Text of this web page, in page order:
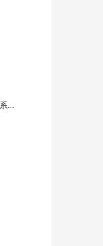
抖音企业号能接入第三方客服系统吗